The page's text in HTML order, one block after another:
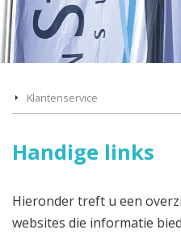
Klantenservice
Handige links
Hieronder treft u een
websites die informatie